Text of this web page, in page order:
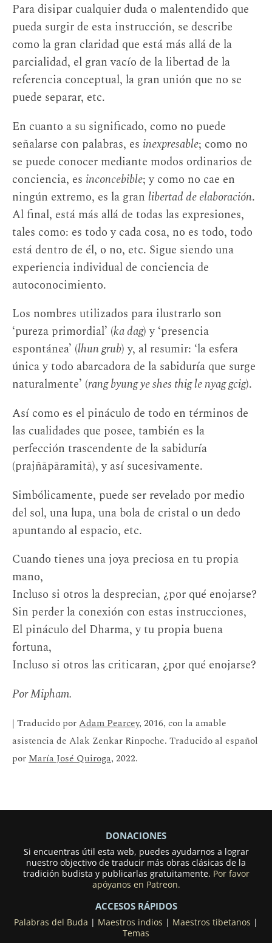
Para disipar cualquier duda o malentendido que
pueda surgir de esta instrucción, se describe
como la gran claridad que está más allá de la
parcialidad, el gran vacío de la libertad de la
referencia conceptual, la gran unión que no se
puede separar, etc.
En cuanto a su significado, como no puede
señalarse con palabras, es inexpresable; como no
se puede conocer mediante modos ordinarios de
conciencia, es inconcebible; y como no cae en
ningún extremo, es la gran libertad de elaboración.
Al final, está más allá de todas las expresiones,
tales como: es todo y cada cosa, no es todo, todo
está dentro de él, o no, etc. Sigue siendo una
experiencia individual de conciencia de
autoconocimiento.
Los nombres utilizados para ilustrarlo son
‘pureza primordial’ (ka dag) y ‘presencia
espontánea’ (lhun grub) y, al resumir: ‘la esfera
única y todo abarcadora de la sabiduría que surge
naturalmente’ (rang byung ye shes thig le nyag gcig).
Así como es el pináculo de todo en términos de
las cualidades que posee, también es la
perfección trascendente de la sabiduría
(prajñāpāramitā), y así sucesivamente.
Simbólicamente, puede ser revelado por medio
del sol, una lupa, una bola de cristal o un dedo
apuntando al espacio, etc.
Cuando tienes una joya preciosa en tu propia
mano,
Incluso si otros la desprecian, ¿por qué enojarse?
Sin perder la conexión con estas instrucciones,
El pináculo del Dharma, y tu propia buena
fortuna,
Incluso si otros las criticaran, ¿por qué enojarse?
Por Mipham.
| Traducido porAdam Pearcey, 2016, con la amable
asistencia de Alak Zenkar Rinpoche. Traducido al español
porMaría José Quiroga, 2022.
DONACIONES
Si encuentras útil esta web, puedes ayudarnos a lograr
nuestro objectivo de traducir más obras clásicas de la
tradición budista y publicarlas gratuitamente. Por favor
apóyanos en Patreon.
ACCESOS RÁPIDOS
Palabras del Buda | Maestros indios | Maestros tibetanos |
Temas